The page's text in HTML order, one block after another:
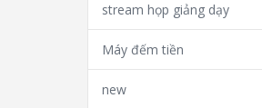
stream họp giảng dạy
Máy đếm tiền
new